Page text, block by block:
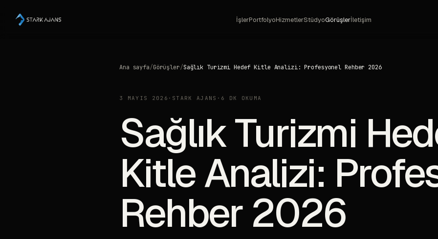
İşlerPortfolyoHizmetlerStüdyoGörüşlerİletişim
Ana sayfa/Görüşler/Sağlık Turizmi Hedef Kitle Analizi: Profesyonel Rehber 2026
3 MAYIS 2026 · STARK AJANS · 6 DK OKUMA
Sağlık Turizmi
Kitle Analizi:
Rehber 2026